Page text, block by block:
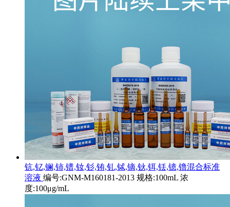
钪,钇,镧,铈,镨,钕,钐,铕,钆,铽,镝,钬,铒,铥,镱,镥混合标准
溶液 编号:GNM-M160181-2013 规格:100mL 浓
度:100μg/mL